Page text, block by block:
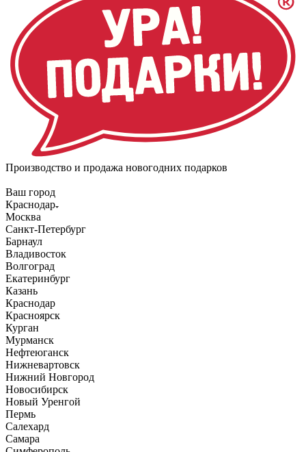
Производство и продажа новогодних подарков
Ваш город
Краснодар
Москва
Санкт-Петербург
Барнаул
Владивосток
Волгоград
Екатеринбург
Казань
Краснодар
Красноярск
Курган
Мурманск
Нефтеюганск
Нижневартовск
Нижний Новгород
Новосибирск
Новый Уренгой
Пермь
Салехард
Самара